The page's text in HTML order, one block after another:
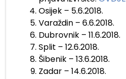
Osijek – 5.6.2018.
Varaždin – 6.6.2018.
Dubrovnik – 11.6.2018.
Split – 12.6.2018.
Šibenik – 13.6.2018.
Zadar – 14.6.2018.